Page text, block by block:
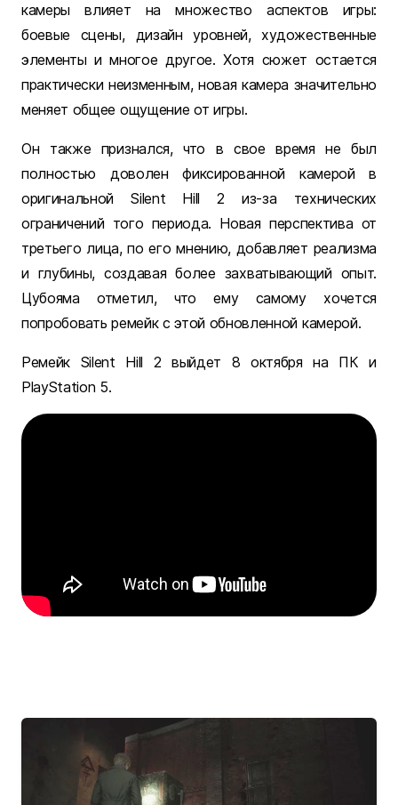
камеры влияет на множество аспектов игры:
боевые сцены, дизайн уровней, художественные
элементы и многое другое. Хотя сюжет остается
практически неизменным, новая камера значительно
меняет общее ощущение от игры.
Он также признался, что в свое время не был
полностью доволен фиксированной камерой в
оригинальной Silent Hill 2 из-за технических
ограничений того периода. Новая перспектива от
третьего лица, по его мнению, добавляет реализма
и глубины, создавая более захватывающий опыт.
Цубояма отметил, что ему самому хочется
попробовать ремейк с этой обновленной камерой.
Ремейк Silent Hill 2 выйдет 8 октября на ПК и
PlayStation 5.